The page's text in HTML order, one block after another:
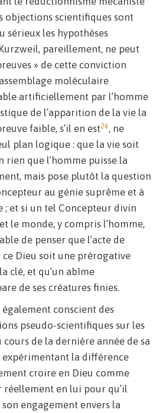
objections scientifiques sont
sérieux les hypothèses
pareillement, ne peut
» de cette conviction
moléculaire
artificiellement par l’homme
de l’apparition de la vie la
faible, s’il en est26, ne
plan logique : que la vie soit
rien que l’homme puisse la
mais pose plutôt la question
au génie suprême et à
et si un tel Concepteur divin
le monde, y compris l’homme,
de penser que l’acte de
ce Dieu soit une prérogative
clé, et qu’un abîme
de ses créatures finies.
conscient des
pseudo-scientifiques sur les
de la dernière année de sa
la différence
croire en Dieu comme
réellement en lui pour qu’il
engagement envers la